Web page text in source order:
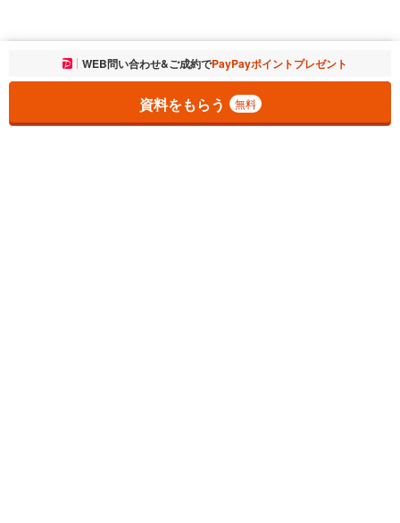
お気に入りに追加しました。 一覧を開く
WEB問い合わせ&ご成約でPayPayポイントプレゼント
資料をもらう 無料